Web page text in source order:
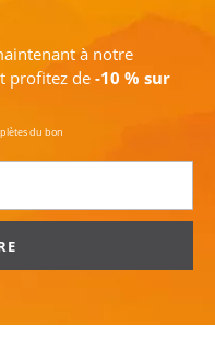
à notre
profitez de -10 % sur
du bon